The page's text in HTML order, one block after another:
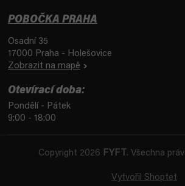
POBOČKA PRAHA
Osadní 35
17000 Praha - Holešovice
Zobrazit na mapě
Otevírací doba:
Pondělí - Pátek
9:00 - 18:00
Vytvořil Shoptet
Copyright 2026 FYFT . Všechna